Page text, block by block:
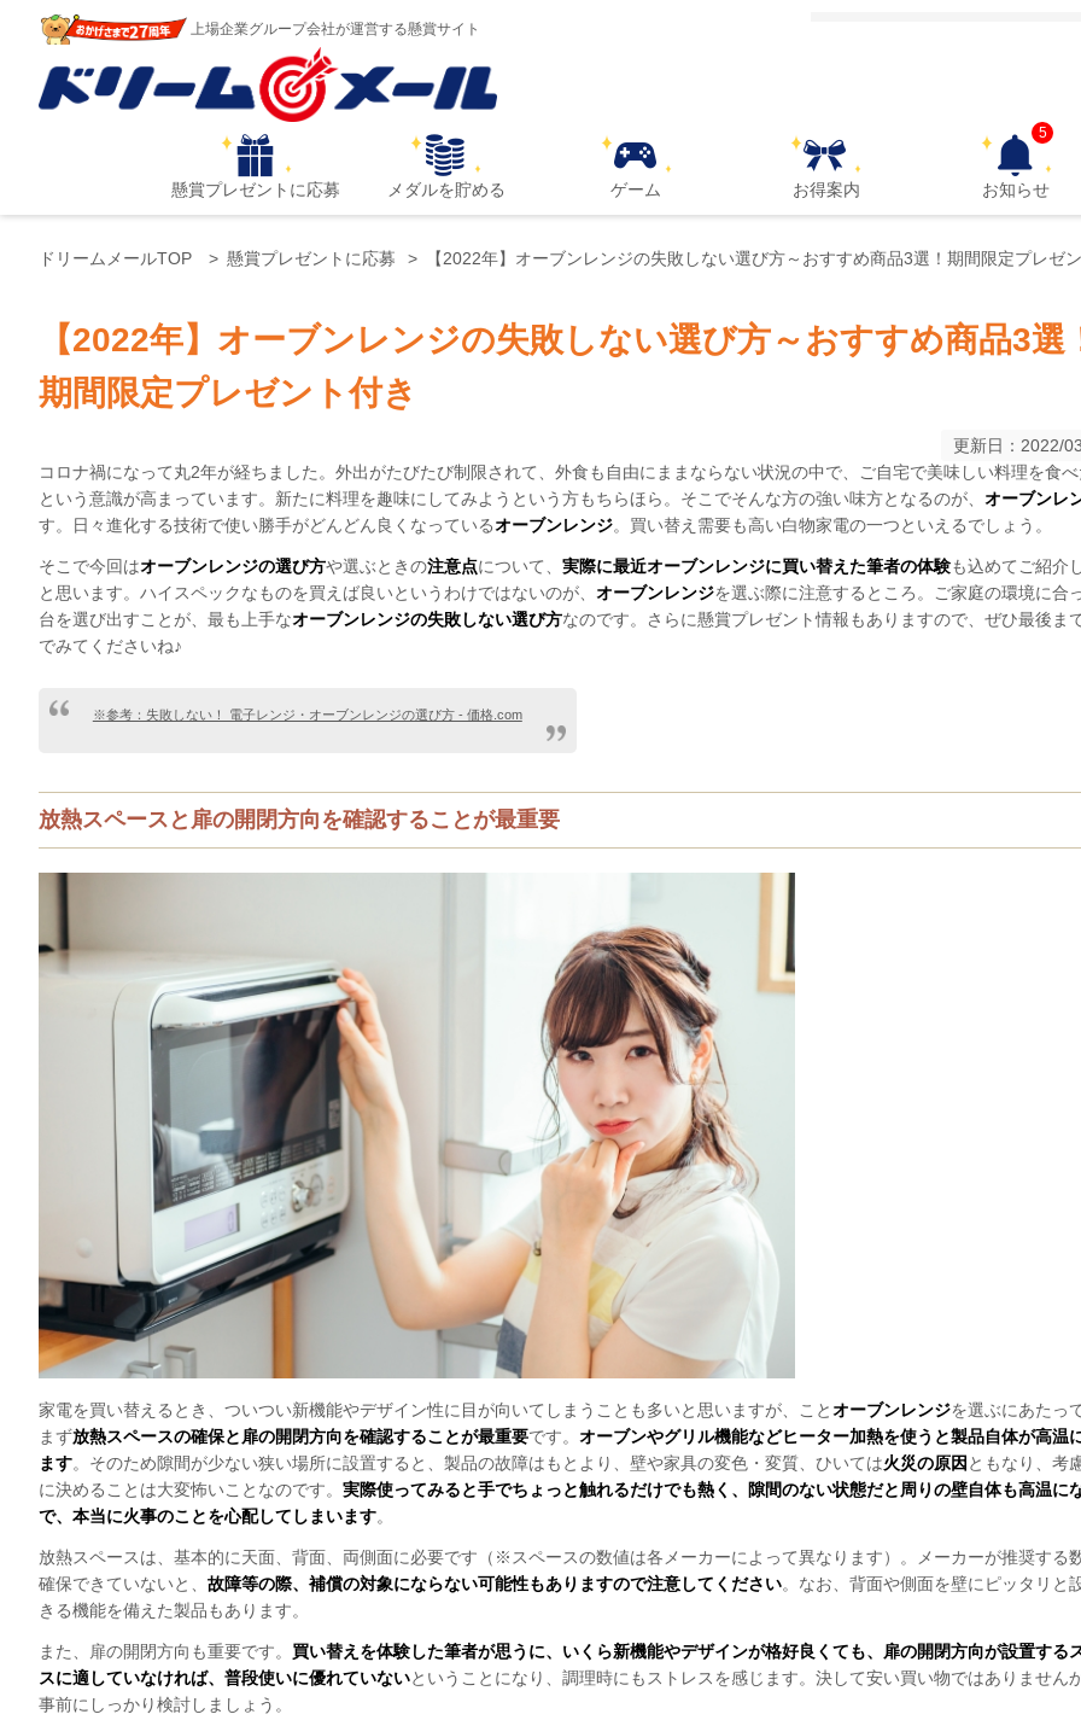
上場企業グループ会社が運営する懸賞サイト
懸賞プレゼントに応募 メダルを貯める ゲーム お得案内 お知らせ
5
ドリームメールTOP 懸賞プレゼントに応募 【2022年】オーブンレンジの失敗しない選び方～おすすめ商品3選！期間限定プレゼ
【2022年】オーブンレンジの失敗しない選び方～おすすめ商品3選
期間限定プレゼント付き
更新日：2022/
コロナ禍になって丸2年が経ちました。外出がたびたび制限されて、外食も自由にままならない状況の中で、ご自宅で美味しい料理を食べ
という意識が高まっています。新たに料理を趣味にしてみようという方もちらほら。そこでそんな方の強い味方となるのが、 オーブンレ
す。日々進化する技術で使い勝手がどんどん良くなっているオーブンレンジ。買い替え需要も高い白物家電の一つといえるでしょう。
そこで今回はオーブンレンジの選び方や選ぶときの注意点について、 実際に最近オーブンレンジに買い替えた筆者の体験も込めてご紹介
と思います。ハイスペックなものを買えば良いというわけではないのが、 オーブンレンジを選ぶ際に注意するところ。ご家庭の環境に合
台を選び出すことが、最も上手なオーブンレンジの失敗しない選び方なのです。さらに懸賞プレゼント情報もありますので、ぜひ最後ま
でみてくださいね♪
※参考：失敗しない！ 電子レンジ・オーブンレンジの選び方 - 価格.com
放熱スペースと扉の開閉方向を確認することが最重要
家電を買い替えるとき、ついつい新機能やデザイン性に目が向いてしまうことも多いと思いますが、ことオーブンレンジを選ぶにあたっ
まず放熱スペースの確保と扉の開閉方向を確認することが最重要です。 オーブンやグリル機能などヒーター加熱を使うと製品自体が高温
ます。そのため隙間が少ない狭い場所に設置すると、製品の故障はもとより、壁や家具の変色・変質、ひいては火災の原因ともなり、考
に決めることは大変怖いことなのです。 実際使ってみると手でちょっと触れるだけでも熱く、隙間のない状態だと周りの壁自体も高温に
で、本当に火事のことを心配してしまいます。
放熱スペースは、基本的に天面、背面、両側面に必要です（※スペースの数値は各メーカーによって異なります）。メーカーが推奨する
確保できていないと、 故障等の際、補償の対象にならない可能性もありますので注意してください。なお、背面や側面を壁にピッタリと
きる機能を備えた製品もあります。
また、扉の開閉方向も重要です。 買い替えを体験した筆者が思うに、いくら新機能やデザインが格好良くても、扉の開閉方向が設置する
スに適していなければ、普段使いに優れていないということになり、調理時にもストレスを感じます。決して安い買い物ではありませんか
事前にしっかり検討しましょう。